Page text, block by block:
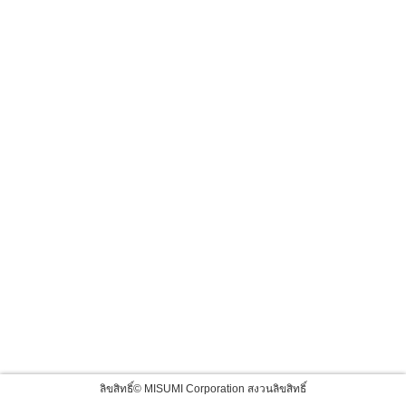
ลิขสิทธิ์© MISUMI Corporation สงวนลิขสิทธิ์